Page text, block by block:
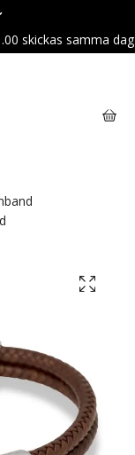
skickas samma dag